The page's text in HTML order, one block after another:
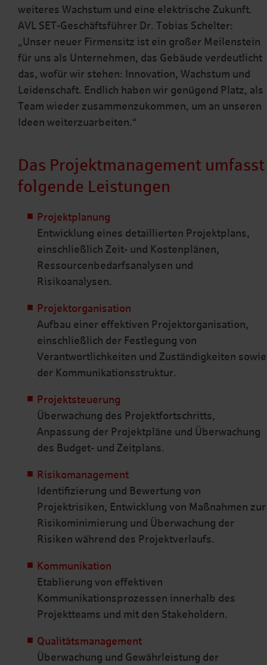
weiteres Wachstum und eine elektrische Zukunft.
AVL SET-Geschäftsführer Dr. Tobias Schelter:
„Unser neuer Firmensitz ist ein großer Meilenstein
für uns als Unternehmen, das Gebäude verdeutlicht
das, wofür wir stehen: Innovation, Wachstum und
Leidenschaft. Endlich haben wir genügend Platz, als
Team wieder zusammenzukommen, um an unseren
Ideen weiterzuarbeiten.“
Das Projektmanagement umfasst
folgende Leistungen
Projektplanung
Entwicklung eines detaillierten Projektplans,
einschließlich Zeit- und Kostenplänen,
Ressourcenbedarfsanalysen und
Risikoanalysen.
Projektorganisation
Aufbau einer effektiven Projektorganisation,
einschließlich der Festlegung von
Verantwortlichkeiten und Zuständigkeiten sowie
der Kommunikationsstruktur.
Projektsteuerung
Überwachung des Projektfortschritts,
Anpassung der Projektpläne und Überwachung
des Budget- und Zeitplans.
Risikomanagement
Identifizierung und Bewertung von
Projektrisiken, Entwicklung von Maßnahmen zur
Risikominimierung und Überwachung der
Risiken während des Projektverlaufs.
Kommunikation
Etablierung von effektiven
Kommunikationsprozessen innerhalb des
Projektteams und mit den Stakeholdern.
Qualitätsmanagement
Überwachung und Gewährleistung der